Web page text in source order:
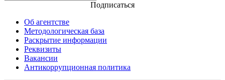
Подписаться
Об агентстве
Методологическая база
Раскрытие информации
Реквизиты
Вакансии
Антикоррупционная политика